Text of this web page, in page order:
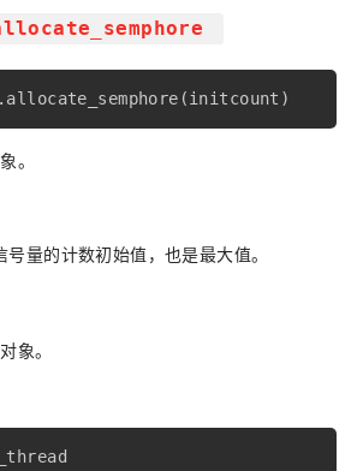
. allocate_semphore (initcount )
。
号量的计数初始值，也是最大值。
象。